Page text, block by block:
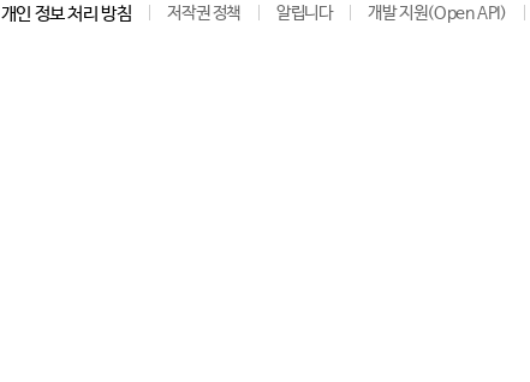
개인 정보 처리 방침 저작권 정책 알립니다 개발 지원(Open API)